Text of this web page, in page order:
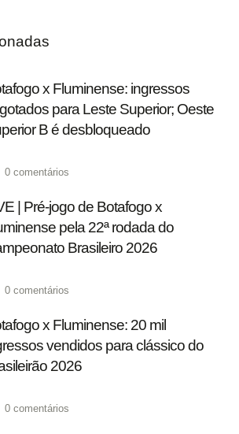
x Fluminense: ingressos
para Leste Superior; Oeste
B é desbloqueado
0 comentários
| Pré-jogo de Botafogo x
pela 22ª rodada do
Brasileiro 2026
0 comentários
x Fluminense: 20 mil
vendidos para clássico do
2026
0 comentários